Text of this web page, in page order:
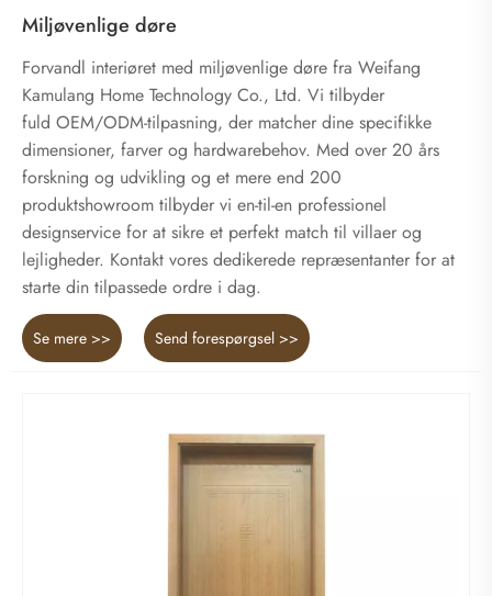
Miljøvenlige døre
Forvandl interiøret med miljøvenlige døre fra Weifang
Kamulang Home Technology Co., Ltd. Vi tilbyder
fuld OEM/ODM-tilpasning, der matcher dine specifikke
dimensioner, farver og hardwarebehov. Med over 20 års
forskning og udvikling og et mere end 200
produktshowroom tilbyder vi en-til-en professionel
designservice for at sikre et perfekt match til villaer og
lejligheder. Kontakt vores dedikerede repræsentanter for at
starte din tilpassede ordre i dag.
Se mere >> Send forespørgsel >>